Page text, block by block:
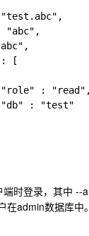
"test.abc" ,
"abc" ,
,
:
[
"role"
: "read" ,
"db"
:
"test"
端时登录，其中 --
在admin数据库中。